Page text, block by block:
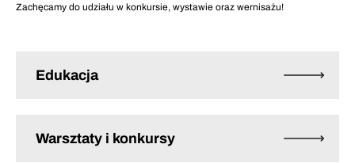
Zachęcamy do udziału w konkursie, wystawie oraz wernisażu!
Edukacja
Warsztaty i konkursy